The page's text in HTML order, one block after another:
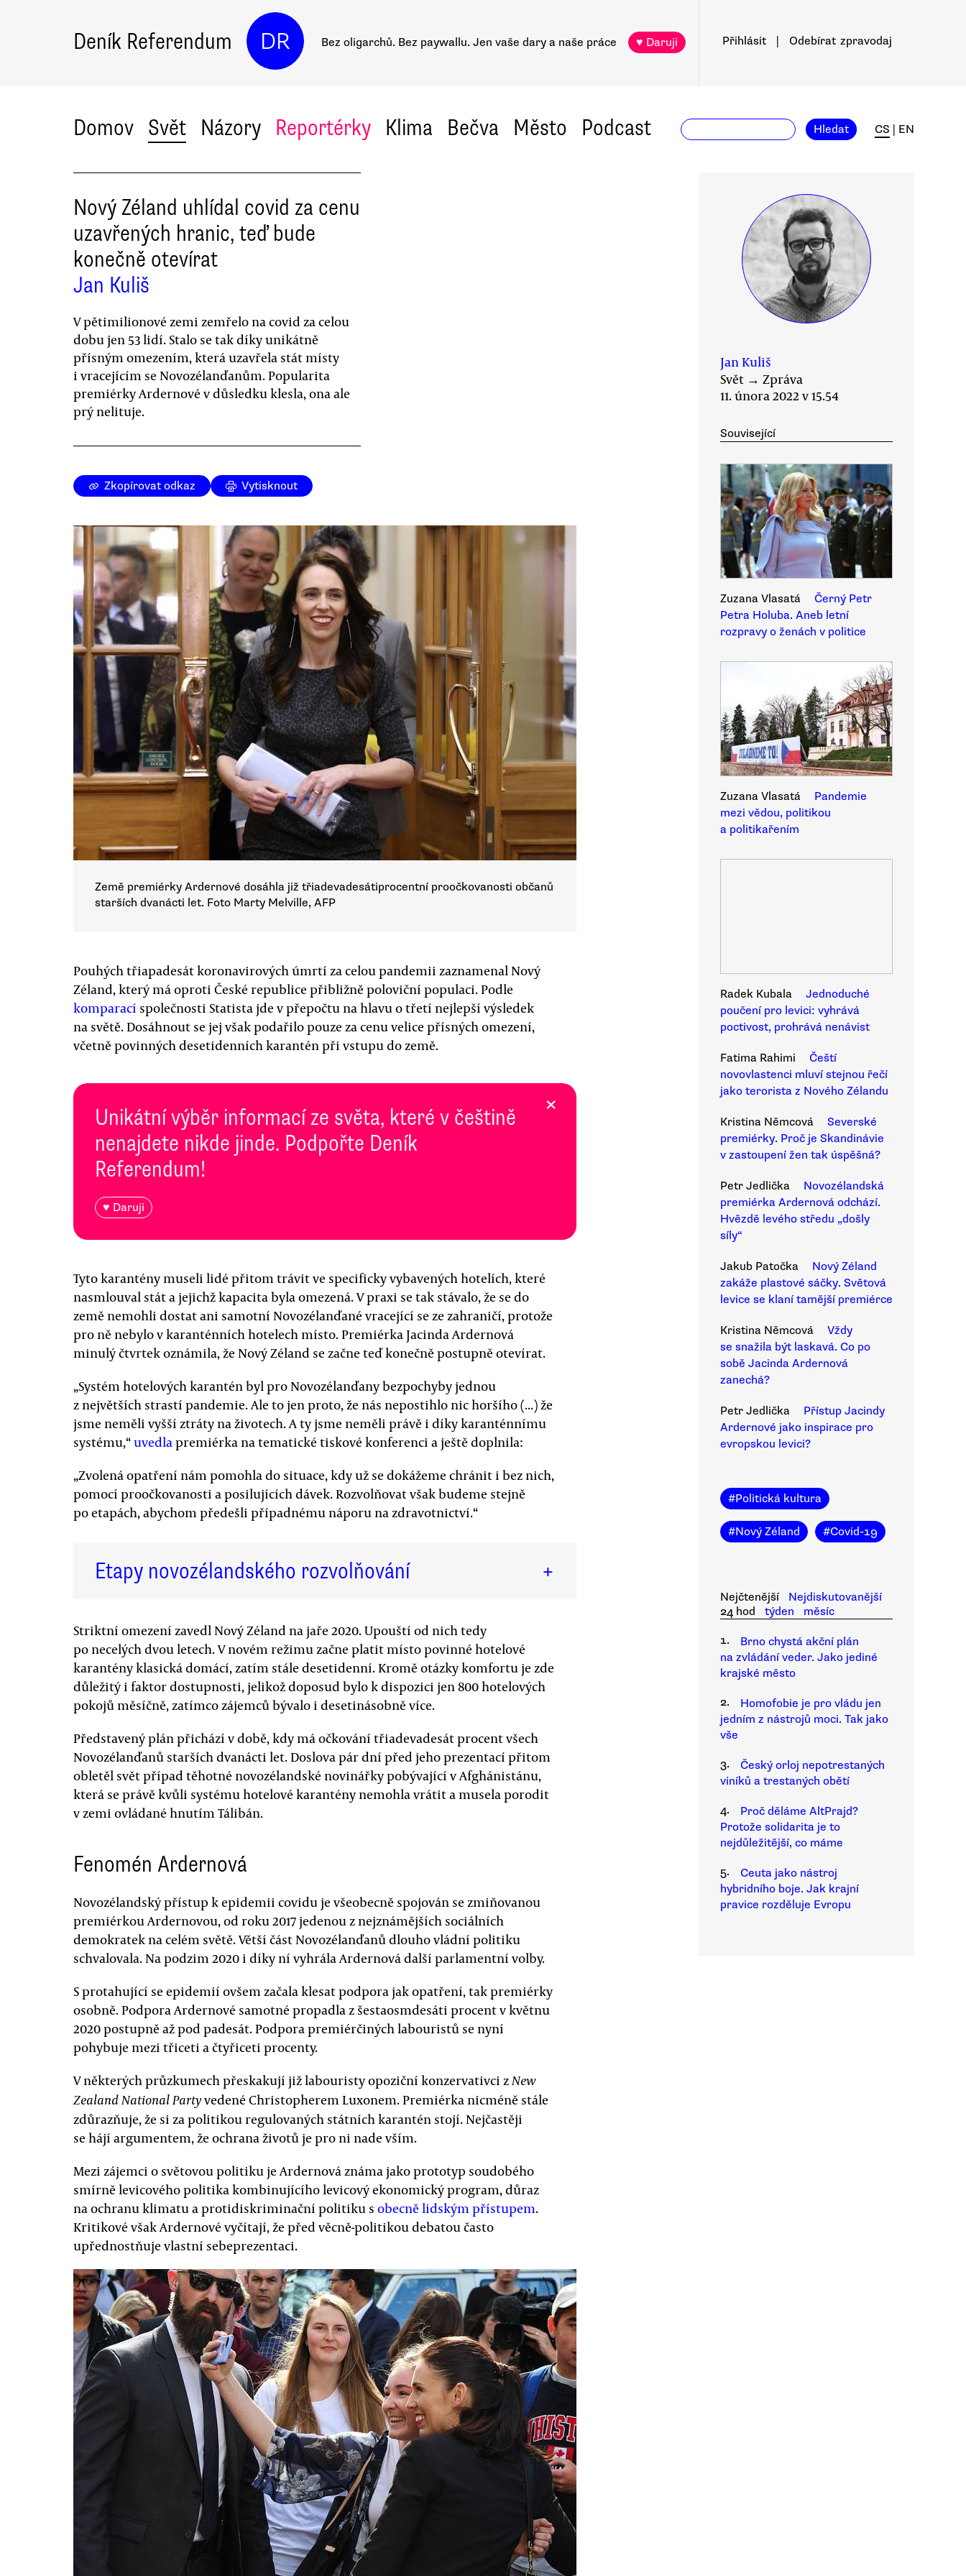
Deník Referendum DR Bez oligarchů. Bez paywallu. Jen vaše dary a naše práce ♥ Daruji Přihlásit Odebírat zpravodaj
Domov Svět Názory Reportérky Klima Bečva Město Podcast Hledat CS EN
Nový Zéland uhlídal covid za cenu
uzavřených hranic, teď bude
konečně otevírat
Jan Kuliš
V pětimilionové zemi zemřelo na covid za celou
dobu jen 53 lidí. Stalo se tak díky unikátně
přísným omezením, která uzavřela stát místy
i vracejícím se Novozélanďanům. Popularita
premiérky Ardernové v důsledku klesla, ona ale
prý nelituje.
Zkopírovat odkaz Vytisknout
Země premiérky Ardernové dosáhla již třiadevadesátiprocentní proočkovanosti občanů
starších dvanácti let. Foto Marty Melville, AFP
Pouhých třiapadesát koronavirových úmrtí za celou pandemii zaznamenal Nový
Zéland, který má oproti České republice přibližně poloviční populaci. Podle
komparací společnosti Statista jde v přepočtu na hlavu o třetí nejlepší výsledek
na světě. Dosáhnout se jej však podařilo pouze za cenu velice přísných omezení,
včetně povinných desetidenních karantén při vstupu do země.
Unikátní výběr informací ze světa, které v češtině
nenajdete nikde jinde. Podpořte Deník
Referendum!
♥ Daruji
×
Tyto karantény museli lidé přitom trávit ve specificky vybavených hotelích, které
nasmlouval stát a jejichž kapacita byla omezená. V praxi se tak stávalo, že se do
země nemohli dostat ani samotní Novozélanďané vracející se ze zahraničí, protože
pro ně nebylo v karanténních hotelech místo. Premiérka Jacinda Ardernová
minulý čtvrtek oznámila, že Nový Zéland se začne teď konečně postupně otevírat.
„Systém hotelových karantén byl pro Novozélanďany bezpochyby jednou
z největších strastí pandemie. Ale to jen proto, že nás nepostihlo nic horšího (...) že
jsme neměli vyšší ztráty na životech. A ty jsme neměli právě i díky karanténnímu
systému,“uvedlapremiérka na tematické tiskové konferenci a ještě doplnila:
„Zvolená opatření nám pomohla do situace, kdy už se dokážeme chránit i bez nich,
pomocí proočkovanosti a posilujících dávek. Rozvolňovat však budeme stejně
po etapách, abychom předešli případnému náporu na zdravotnictví.“
Etapy novozélandského rozvolňování +
Striktní omezení zavedl Nový Zéland na jaře 2020. Upouští od nich tedy
po necelých dvou letech. V novém režimu začne platit místo povinné hotelové
karantény klasická domácí, zatím stále desetidenní. Kromě otázky komfortu je zde
důležitý i faktor dostupnosti, jelikož doposud bylo k dispozici jen 800 hotelových
pokojů měsíčně, zatímco zájemců bývalo i desetinásobně více.
Představený plán přichází v době, kdy má očkování třiadevadesát procent všech
Novozélanďanů starších dvanácti let. Doslova pár dní před jeho prezentací přitom
obletěl svět případ těhotné novozélandské novinářky pobývající v Afghánistánu,
která se právě kvůli systému hotelové karantény nemohla vrátit a musela porodit
v zemi ovládané hnutím Tálibán.
Fenomén Ardernová
Novozélandský přístup k epidemii covidu je všeobecně spojován se zmiňovanou
premiérkou Ardernovou, od roku 2017 jedenou z nejznámějších sociálních
demokratek na celém světě. Větší část Novozélanďanů dlouho vládní politiku
schvalovala. Na podzim 2020 i díky ní vyhrála Ardernová další parlamentní volby.
S protahující se epidemií ovšem začala klesat podpora jak opatření, tak premiérky
osobně. Podpora Ardernové samotné propadla z šestaosmdesáti procent v květnu
2020 postupně až pod padesát. Podpora premiérčiných labouristů se nyní
pohybuje mezi třiceti a čtyřiceti procenty.
V některých průzkumech přeskakují již labouristy opoziční konzervativci zNew
Zealand National Partyvedené Christopherem Luxonem. Premiérka nicméně stále
zdůrazňuje, že si za politikou regulovaných státních karantén stojí. Nejčastěji
se hájí argumentem, že ochrana životů je pro ni nade vším.
Mezi zájemci o světovou politiku je Ardernová známa jako prototyp soudobého
smírně levicového politika kombinujícího levicový ekonomický program, důraz
na ochranu klimatu a protidiskriminační politiku s obecně lidským přístupem.
Kritikové však Ardernové vyčítají, že před věcně-politikou debatou často
upřednostňuje vlastní sebeprezentaci.
Jan Kuliš
Svět → Zpráva
11. února 2022 v 15.54
Související
Zuzana Vlasatá
Černý Petr
Petra Holuba. Aneb letní
rozpravy o ženách v politice
Zuzana Vlasatá
Pandemie
mezi vědou, politikou
a politikařením
Radek Kubala
Jednoduché
poučení pro levici: vyhrává
poctivost, prohrává nenávist
Fatima Rahimi
Čeští
novovlastenci mluví stejnou řečí
jako terorista z Nového Zélandu
Kristina Němcová
Severské
premiérky. Proč je Skandinávie
v zastoupení žen tak úspěšná?
Petr Jedlička
Novozélandská
premiérka Ardernová odchází.
Hvězdě levého středu „došly
síly“
Jakub Patočka
Nový Zéland
zakáže plastové sáčky. Světová
levice se klaní tamější premiérce
Kristina Němcová
Vždy
se snažila být laskavá. Co po
sobě Jacinda Ardernová
zanechá?
Petr Jedlička
Přístup Jacindy
Ardernové jako inspirace pro
evropskou levici?
#Politická kultura
#Nový Zéland #Covid-19
Nejčtenější
Nejdiskutovanější
24 hod
týden
měsíc
1.
Brno chystá akční plán
na zvládání veder. Jako jediné
krajské město
2.
Homofobie je pro vládu jen
jedním z nástrojů moci. Tak jako
vše
3.
Český orloj nepotrestaných
viníků a trestaných obětí
4.
Proč děláme AltPrajd?
Protože solidarita je to
nejdůležitější, co máme
5.
Ceuta jako nástroj
hybridního boje. Jak krajní
pravice rozděluje Evropu